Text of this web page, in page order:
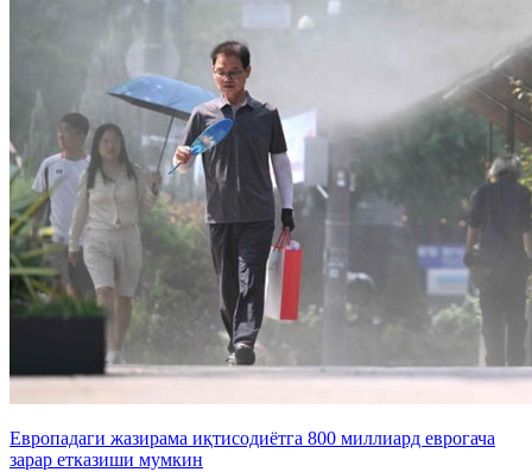
Европадаги жазирама иқтисодиётга 800 миллиард еврогача
зарар етказиши мумкин